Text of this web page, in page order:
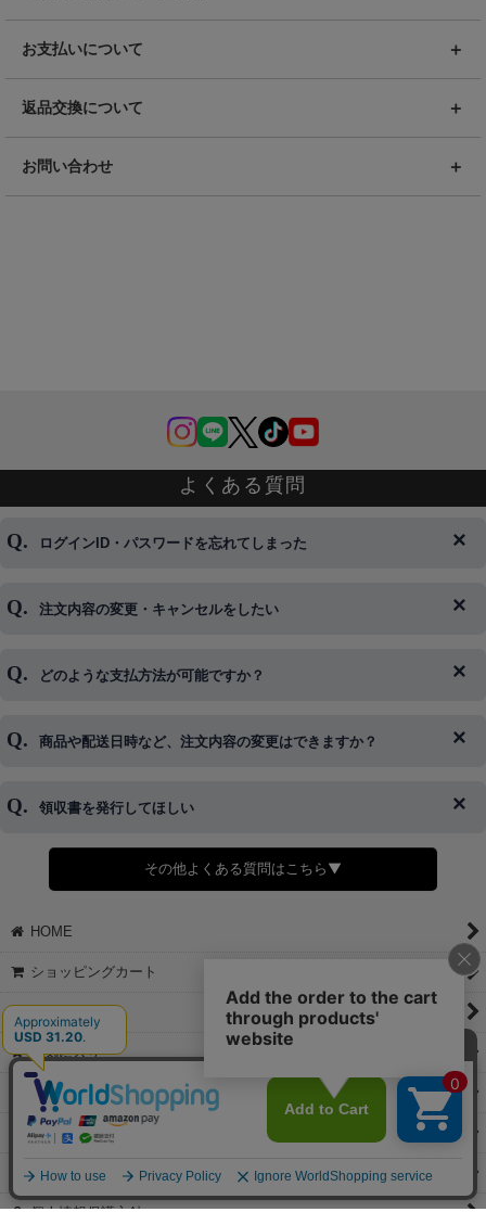
お支払いについて
返品交換について
お問い合わせ
よくある質問
ログインID・パスワードを忘れてしまった
◆下記ページより、ログインIDの変更が可能です。
注文内容の変更・キャンセルをしたい
◆即日発送を行なっている関係上、午後以降のご連絡やキャンセル
※発送後、発送準備が完了しお手続きが間に合わない場合は変更、
どのような支払方法が可能ですか？
◆代金引換・クレジットカード・携帯キャリア決済・おねだり決
＞詳細は画像をタップ＜
商品や配送日時など、注文内容の変更はできますか？
◆商品発送前の変更は承っております。
さい。
領収書を発行してほしい
◆領収書はご希望頂いた場合のみ発行しております。
【これからご注文する場合】
STEP2「お届け先・お支払い」ページにて備考欄に下記の記載をお
願いします。
②宛名（空欄は上様は不可）
③但し書き（空欄やお品代は不可）
【すでにご注文が完了している場合】
①お電話・メール・LINEにて領収書希望の連絡をお願い致します
②後日、郵送にて領収書を送らせて頂きます。
①マイページから購入履歴→購入内容→領収書発行を選択。
②後日、郵送にて領収書を送らせて頂きます。
その他よくある質問はこちら▼
HOME
ショッピングカート
お気に入り
特定商取引法表示
ご利用案内
お問い合せ